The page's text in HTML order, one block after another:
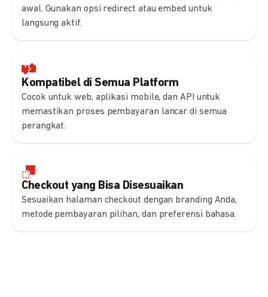
awal. Gunakan opsi redirect atau embed untuk
langsung aktif.
Kompatibel di Semua Platform
Cocok untuk web, aplikasi mobile, dan API untuk
memastikan proses pembayaran lancar di semua
perangkat.
Checkout yang Bisa Disesuaikan
Sesuaikan halaman checkout dengan branding Anda,
metode pembayaran pilihan, dan preferensi bahasa.